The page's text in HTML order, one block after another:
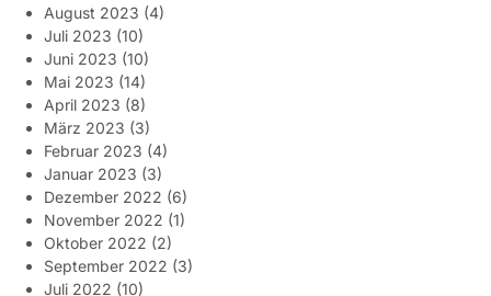
August 2023 (4)
Juli 2023 (10)
Juni 2023 (10)
Mai 2023 (14)
April 2023 (8)
März 2023 (3)
Februar 2023 (4)
Januar 2023 (3)
Dezember 2022 (6)
November 2022 (1)
Oktober 2022 (2)
September 2022 (3)
Juli 2022 (10)